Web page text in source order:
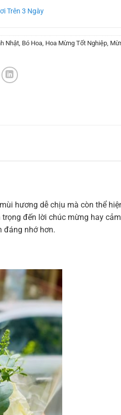
Trên 3 Ngày
Nhật Bó Hoa Hoa Mừng Tốt Nghiệp
hương dễ chịu mà còn thể
đến lời chúc mừng hay
đáng nhớ hơn.